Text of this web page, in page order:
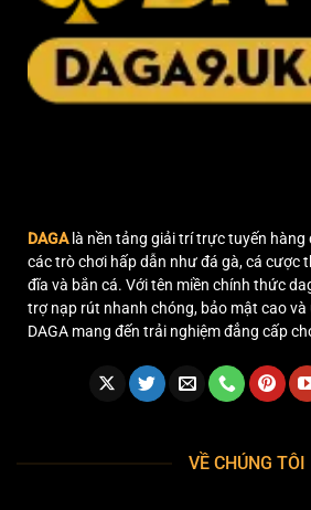
DAGAlà nền tảng giải trí trực tuyến hàng
các trò chơi hấp dẫn như đá gà, cá cược
đĩa và bắn cá. Với tên miền chính thức
trợ nạp rút nhanh chóng, bảo mật cao và
DAGA mang đến trải nghiệm đẳng cấp
VỀ CHÚNG TÔI